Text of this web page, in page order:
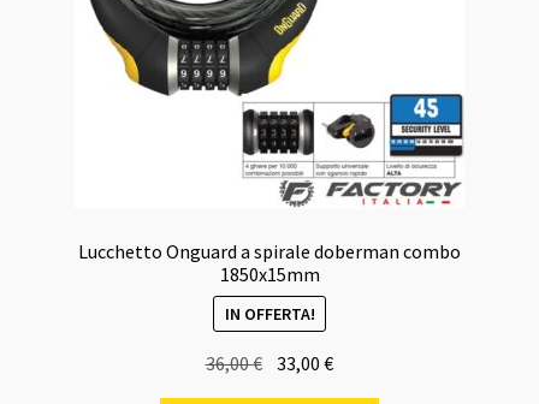
Lucchetto Onguard a spirale doberman combo
1850x15mm
IN OFFERTA!
36,00€ 33,00€Il